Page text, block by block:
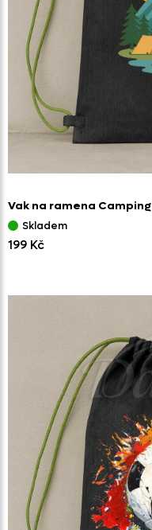
Vak na ramena Camping
Skladem
199 Kč